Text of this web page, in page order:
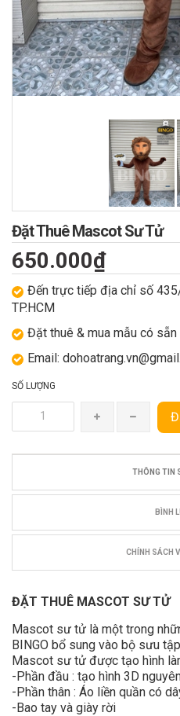
Đặt Thuê Mascot Sư Tử
650.000₫
Đến trực tiếp địa chỉ số
TP.HCM
Đặt thuê & mua mẫu có
Email:
SỐ LƯỢNG
THÔNG TIN
BÌNH
CHÍNH SÁCH
ĐẶT THUÊ MASCOT SƯ TỬ
Mascot sư tử là một trong
BINGO bổ sung vào bộ sưu
Mascot sư tử được tạo hình
-Phần đầu : tạo hình 3D
-Phần thân : Áo liền quần có
-Bao tay và giày rời